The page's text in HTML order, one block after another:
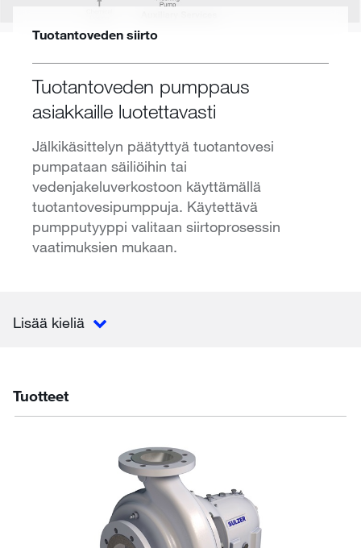
Tuotantoveden siirto
Tuotantoveden pumppaus
asiakkaille luotettavasti
Jälkikäsittelyn päätyttyä tuotantovesi
pumpataan säiliöihin tai
vedenjakeluverkostoon käyttämällä
tuotantovesipumppuja. Käytettävä
pumpputyyppi valitaan siirtoprosessin
vaatimuksien mukaan.
Lisää kieliä
Tuotteet